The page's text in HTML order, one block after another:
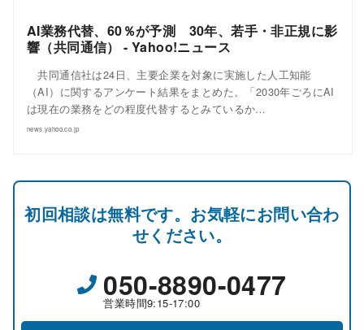
AI業務代替、60％が予測 30年、若手・非正規に影
響（共同通信） - Yahoo!ニュース
共同通信社は24日、主要企業を対象に実施した人工知能
（AI）に関するアンケート結果をまとめた。「2030年ごろにAI
は現在の業務をどの程度代替するとみているか…
news.yahoo.co.jp
初回相談は無料です。お気軽にお問い合わ
せください。
050-8890-0477
営業時間9:15-17:00